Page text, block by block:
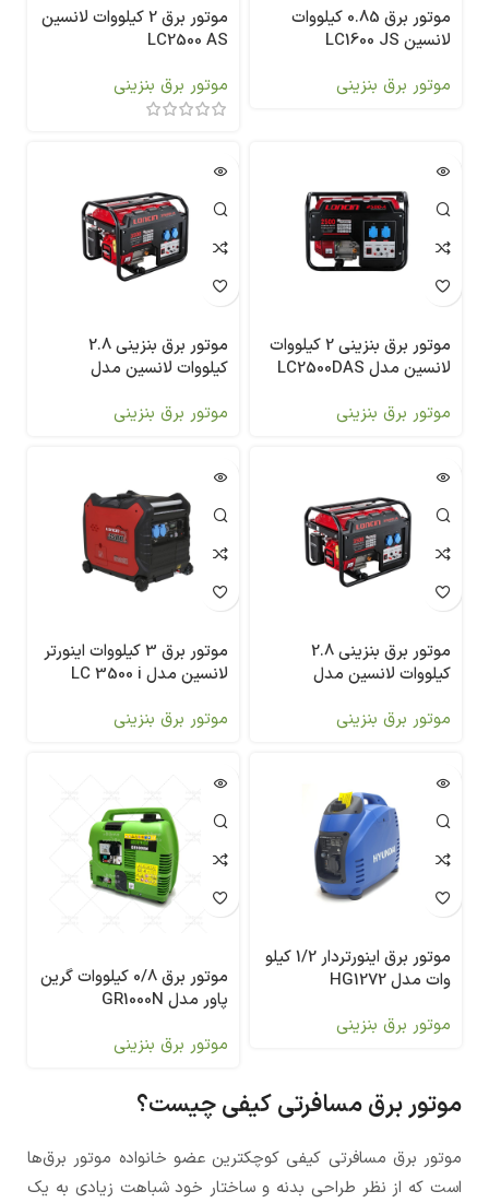
موتور برق 0.85 کیلووات
لانسین LC1600 JS
موتور برق بنزینی
موتور برق 2 کیلووات لانسین
LC2500 AS
موتور برق بنزینی
موتور برق بنزینی 2 کیلووات
لانسین مدل LC2500DAS
موتور برق بنزینی
موتور برق بنزینی 2.8
کیلووات لانسین مدل
موتور برق بنزینی
موتور برق بنزینی 2.8
کیلووات لانسین مدل
موتور برق بنزینی
موتور برق 3 کیلووات اینورتر
لانسین مدل LC 3500 i
موتور برق بنزینی
موتور برق اینورتردار 1/2 کیلو
وات مدل HG1272
موتور برق بنزینی
موتور برق 0/8 کیلووات گرین
پاور مدل GR1000N
موتور برق بنزینی
موتور برق مسافرتی کیفی چیست؟
موتور برق مسافرتی کیفی کوچکترین عضو خانواده موتور برق‌ها
است که از نظر طراحی بدنه و ساختار خود شباهت زیادی به یک